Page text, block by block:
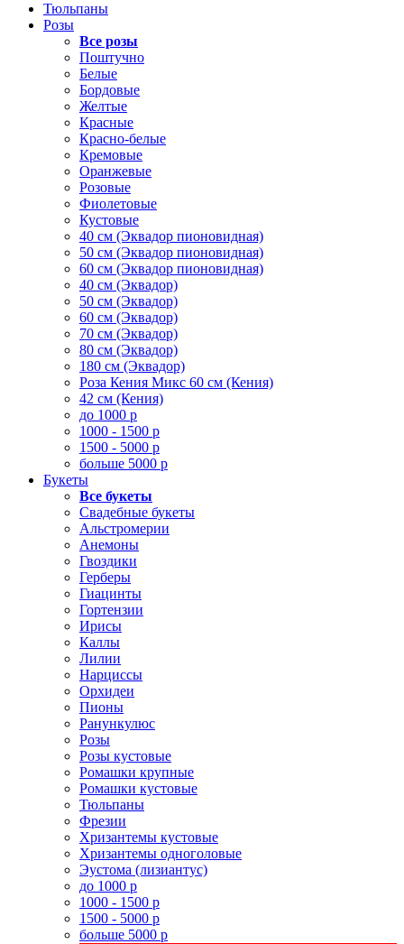
Тюльпаны
Розы
Все розы
Поштучно
Белые
Бордовые
Желтые
Красные
Красно-белые
Кремовые
Оранжевые
Розовые
Фиолетовые
Кустовые
40 см (Эквадор пионовидная)
50 см (Эквадор пионовидная)
60 см (Эквадор пионовидная)
40 см (Эквадор)
50 см (Эквадор)
60 см (Эквадор)
70 см (Эквадор)
80 см (Эквадор)
180 см (Эквадор)
Роза Кения Микс 60 см (Кения)
42 см (Кения)
до 1000 р
1000 - 1500 р
1500 - 5000 р
больше 5000 р
Букеты
Все букеты
Свадебные букеты
Альстромерии
Анемоны
Гвоздики
Герберы
Гиацинты
Гортензии
Ирисы
Каллы
Лилии
Нарциссы
Орхидеи
Пионы
Ранункулюс
Розы
Розы кустовые
Ромашки крупные
Ромашки кустовые
Тюльпаны
Фрезии
Хризантемы кустовые
Хризантемы одноголовые
Эустома (лизиантус)
до 1000 р
1000 - 1500 р
1500 - 5000 р
больше 5000 р